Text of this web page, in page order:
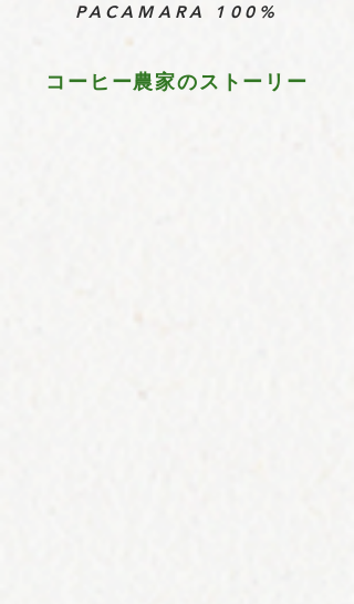
PACAMARA 100%
コーヒー農家のストーリー